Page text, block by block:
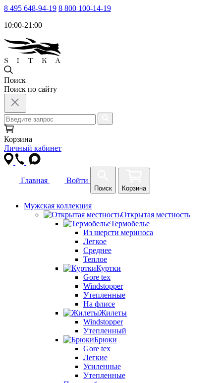
8 495 648-94-19 8 800 100-14-19
10:00-21:00
Поиск
Поиск по сайту
Корзина
Личный кабинет
Главная Войти
Поиск Корзина
Мужская коллекция
Открытая местность
Термобелье
Из шерсти мериноса
Легкое
Среднее
Теплое
Куртки
Gore tex
Windstopper
Утепленные
На флисе
Жилеты
Windstopper
Утепленный
Брюки
Gore tex
Легкие
Усиленные
Утепленные